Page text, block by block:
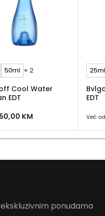
50ml + 2
Cool Water
EDT
50,00 KM
25ml
EDT
Već od
ponudama